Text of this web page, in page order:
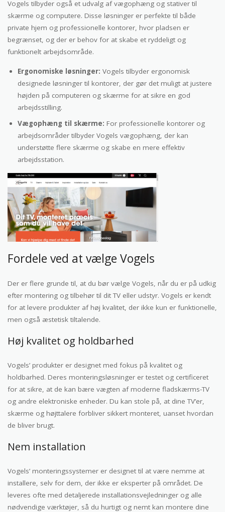
Vogels tilbyder også et udvalg af vægophæng og stativer til
skærme og computere. Disse løsninger er perfekte til både
private hjem og professionelle kontorer, hvor pladsen er
begrænset, og der er behov for at skabe et ryddeligt og
funktionelt arbejdsområde.
Ergonomiske løsninger: Vogels tilbyder ergonomisk
designede løsninger til kontorer, der gør det muligt at justere
højden på computeren og skærme for at sikre en god
arbejdsstilling.
Vægophæng til skærme: For professionelle kontorer og
arbejdsområder tilbyder Vogels vægophæng, der kan
understøtte flere skærme og skabe en mere effektiv
arbejdsstation.
Fordele ved at vælge Vogels
Der er flere grunde til, at du bør vælge Vogels, når du er på udkig
efter montering og tilbehør til dit TV eller udstyr. Vogels er kendt
for at levere produkter af høj kvalitet, der ikke kun er funktionelle,
men også æstetisk tiltalende.
Høj kvalitet og holdbarhed
Vogels’ produkter er designet med fokus på kvalitet og
holdbarhed. Deres monteringsløsninger er testet og certificeret
for at sikre, at de kan bære vægten af moderne fladskærms-TV
og andre elektroniske enheder. Du kan stole på, at dine TV’er,
skærme og højttalere forbliver sikkert monteret, uanset hvordan
de bliver brugt.
Nem installation
Vogels’ monteringssystemer er designet til at være nemme at
installere, selv for dem, der ikke er eksperter på området. De
leveres ofte med detaljerede installationsvejledninger og alle
nødvendige værktøjer, så du hurtigt og nemt kan montere dine